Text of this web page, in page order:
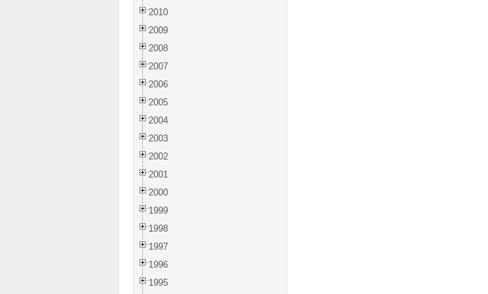
2010
2009
2008
2007
2006
2005
2004
2003
2002
2001
2000
1999
1998
1997
1996
1995